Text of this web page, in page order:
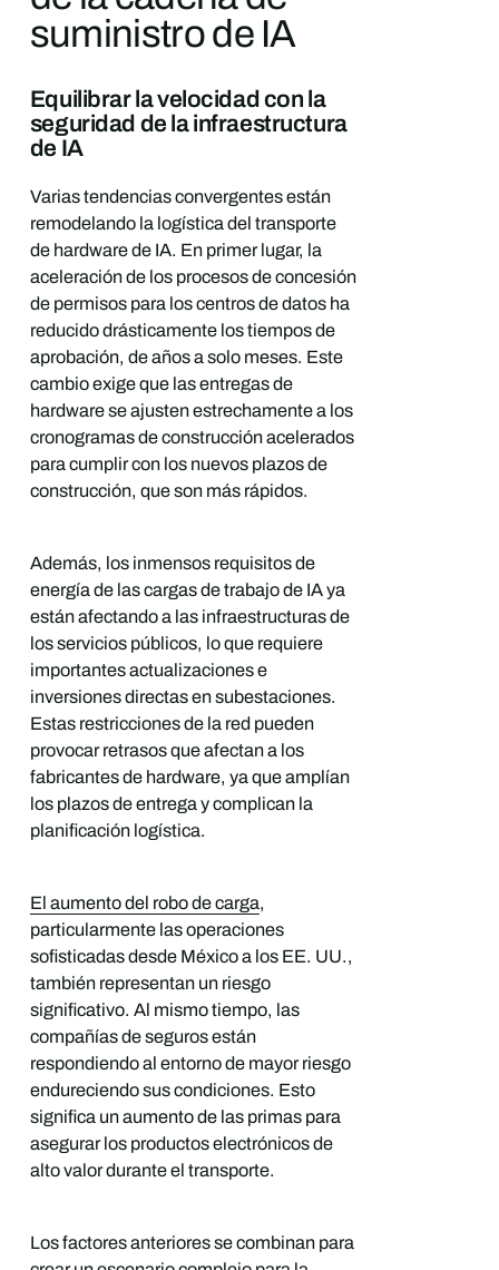
suministro de IA
Equilibrar la velocidad con la
seguridad de la infraestructura
de IA
Varias tendencias convergentes están
remodelando la logística del transporte
de hardware de IA. En primer lugar, la
aceleración de los procesos de concesión
de permisos para los centros de datos ha
reducido drásticamente los tiempos de
aprobación, de años a solo meses. Este
cambio exige que las entregas de
hardware se ajusten estrechamente a los
cronogramas de construcción acelerados
para cumplir con los nuevos plazos de
construcción, que son más rápidos.
Además, los inmensos requisitos de
energía de las cargas de trabajo de IA ya
están afectando a las infraestructuras de
los servicios públicos, lo que requiere
importantes actualizaciones e
inversiones directas en subestaciones.
Estas restricciones de la red pueden
provocar retrasos que afectan a los
fabricantes de hardware, ya que amplían
los plazos de entrega y complican la
planificación logística.
El aumento del robo de carga,
particularmente las operaciones
sofisticadas desde México a los EE. UU.,
también representan un riesgo
significativo. Al mismo tiempo, las
compañías de seguros están
respondiendo al entorno de mayor riesgo
endureciendo sus condiciones. Esto
significa un aumento de las primas para
asegurar los productos electrónicos de
alto valor durante el transporte.
Los factores anteriores se combinan para